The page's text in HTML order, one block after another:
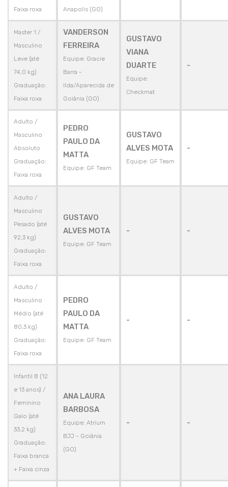
Faixa roxa Anapolis (GO)
Master 1 /
Masculino
Leve (até
74,0 kg)
Graduação:
Faixa roxa
VANDERSON
FERREIRA
Equipe: Gracie
Barra -
Ilda/Aparecida de
Goiânia (GO)
GUSTAVO
VIANA
DUARTE
Equipe:
Checkmat
-
Adulto /
Masculino
Absoluto
Graduação:
Faixa roxa
PEDRO
PAULO DA
MATTA
Equipe: GF Team
GUSTAVO
ALVES MOTA
Equipe: GF Team
-
Adulto /
Masculino
Pesado (até
92,3 kg)
Graduação:
Faixa roxa
GUSTAVO
ALVES MOTA
Equipe: GF Team
- -
Adulto /
Masculino
Médio (até
80,3 kg)
Graduação:
Faixa roxa
PEDRO
PAULO DA
MATTA
Equipe: GF Team
- -
Infantil B (12
e 13 anos) /
Feminino
Galo (até
33,2 kg)
Graduação:
Faixa branca
+ Faixa cinza
ANA LAURA
BARBOSA
Equipe: Atrium
BJJ - Goiânia
(GO)
- -